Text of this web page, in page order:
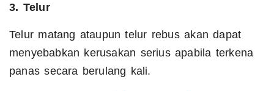
3. Telur
Telur matang ataupun telur rebus akan dapat
menyebabkan kerusakan serius apabila terkena
panas secara berulang kali.